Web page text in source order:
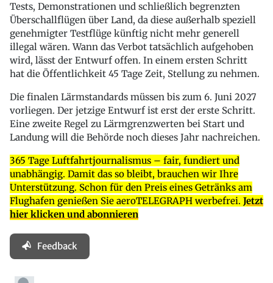
Tests, Demonstrationen und schließlich begrenzten
Überschallflügen über Land, da diese außerhalb speziell
genehmigter Testflüge künftig nicht mehr generell
illegal wären. Wann das Verbot tatsächlich aufgehoben
wird, lässt der Entwurf offen. In einem ersten Schritt
hat die Öffentlichkeit 45 Tage Zeit, Stellung zu nehmen.
Die finalen Lärmstandards müssen bis zum 6. Juni 2027
vorliegen. Der jetzige Entwurf ist erst der erste Schritt.
Eine zweite Regel zu Lärmgrenzwerten bei Start und
Landung will die Behörde noch dieses Jahr nachreichen.
365 Tage Luftfahrtjournalismus – fair, fundiert und
unabhängig. Damit das so bleibt, brauchen wir Ihre
Unterstützung. Schon für den Preis eines Getränks am
Flughafen genießen Sie aeroTELEGRAPH werbefrei. Jetzt
hier klicken und abonnieren
Feedback